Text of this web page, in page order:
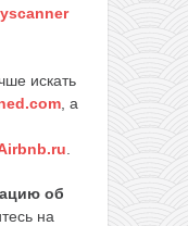
искать
, а
об
на